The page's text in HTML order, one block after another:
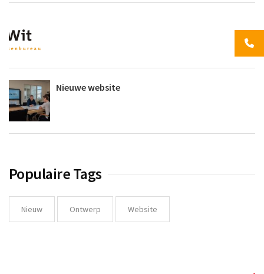
Nieuwe website
Populaire Tags
Nieuw Ontwerp Website